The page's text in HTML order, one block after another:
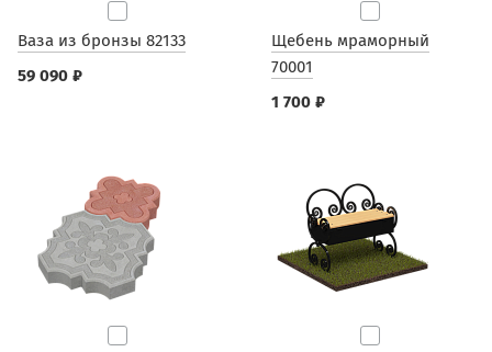
Ваза из бронзы 82133
59 090 ₽
Щебень мраморный
70001
1 700 ₽